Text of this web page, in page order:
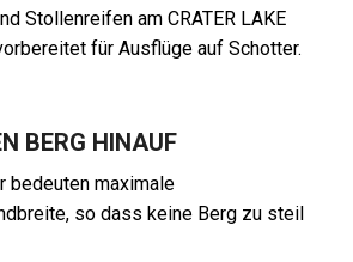
Stollenreifen am CRATER LAKE
für Ausflüge auf Schotter.
BERG HINAUF
bedeuten maximale
so dass keine Berg zu steil